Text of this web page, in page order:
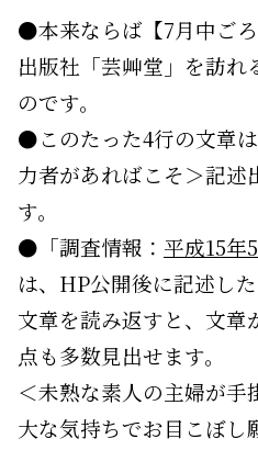
●本来ならば【7月中ご
出版社「芸艸堂」を訪れ
のです。
●このたった4行の文章
力者があればこそ＞記述
す。
●「調査情報： 平成15年
は、HP公開後に記述し
文章を読み返すと、文章
点も多数見出せます。
＜未熟な素人の主婦が手
大な気持ちでお目こぼし